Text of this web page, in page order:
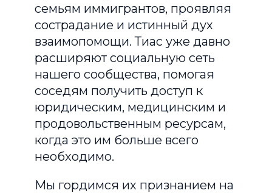
семьям иммигрантов, проявляя
сострадание и истинный дух
взаимопомощи. Тиас уже давно
расширяют социальную сеть
нашего сообщества, помогая
соседям получить доступ к
юридическим, медицинским и
продовольственным ресурсам,
когда это им больше всего
необходимо.
Мы гордимся их признанием на